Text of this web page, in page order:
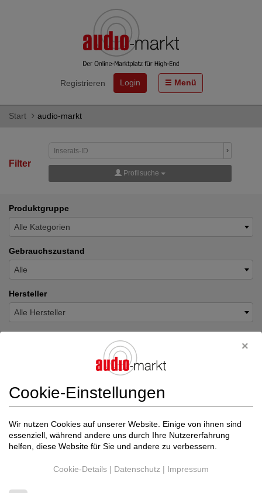
Registrieren Login Menü
Start audio-markt
Filter
›
Profilsuche
Produktgruppe
Alle Kategorien
Gebrauchszustand
Alle
Hersteller
Alle Hersteller
Benutzertyp
Alle
Cookie-Einstellungen
Wir nutzen Cookies auf unserer Website. Einige von ihnen sind
essenziell, während andere uns durch Ihre Nutzererfahrung
helfen, diese Website für Sie und andere zu verbessern.
Cookie-Details | Datenschutz | Impressum